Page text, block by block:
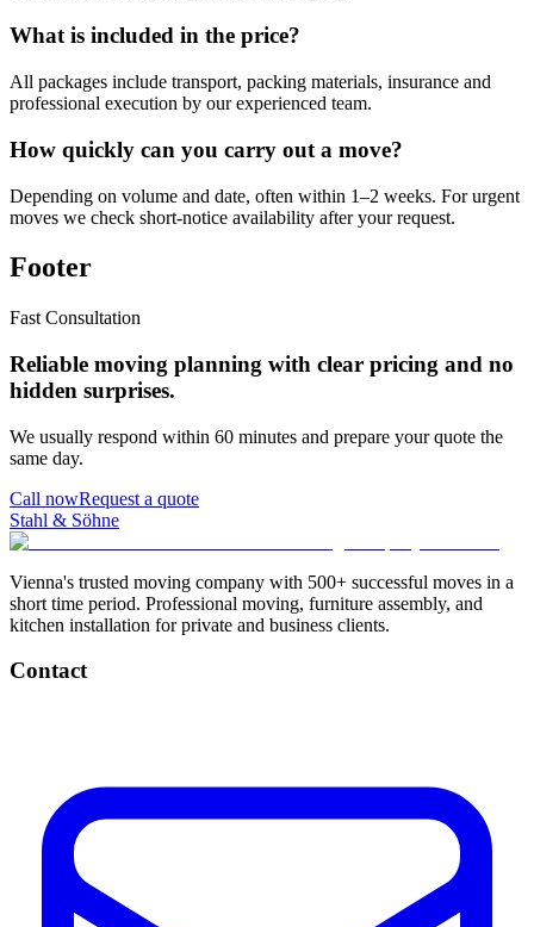
What is included in the price?
All packages include transport, packing materials, insurance and
professional execution by our experienced team.
How quickly can you carry out a move?
Depending on volume and date, often within 1–2 weeks. For urgent
moves we check short-notice availability after your request.
Footer
Fast Consultation
Reliable moving planning with clear pricing and no
hidden surprises.
We usually respond within 60 minutes and prepare your quote the
same day.
Call nowRequest a quote
Stahl & Söhne
Vienna's trusted moving company with 500+ successful moves in a
short time period. Professional moving, furniture assembly, and
kitchen installation for private and business clients.
Contact